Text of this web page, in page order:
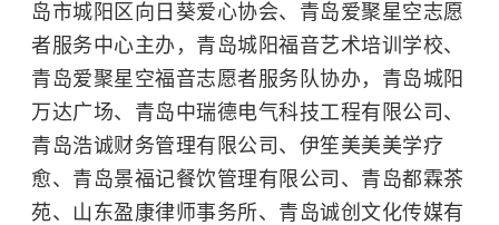
岛市城阳区向日葵爱心协会、青岛爱聚星空志愿
者服务中心主办，青岛城阳福音艺术培训学校、
青岛爱聚星空福音志愿者服务队协办，青岛城阳
万达广场、青岛中瑞德电气科技工程有限公司、
青岛浩诚财务管理有限公司、伊笙美美美学疗
愈、青岛景福记餐饮管理有限公司、青岛都霖茶
苑、山东盈康律师事务所、青岛诚创文化传媒有